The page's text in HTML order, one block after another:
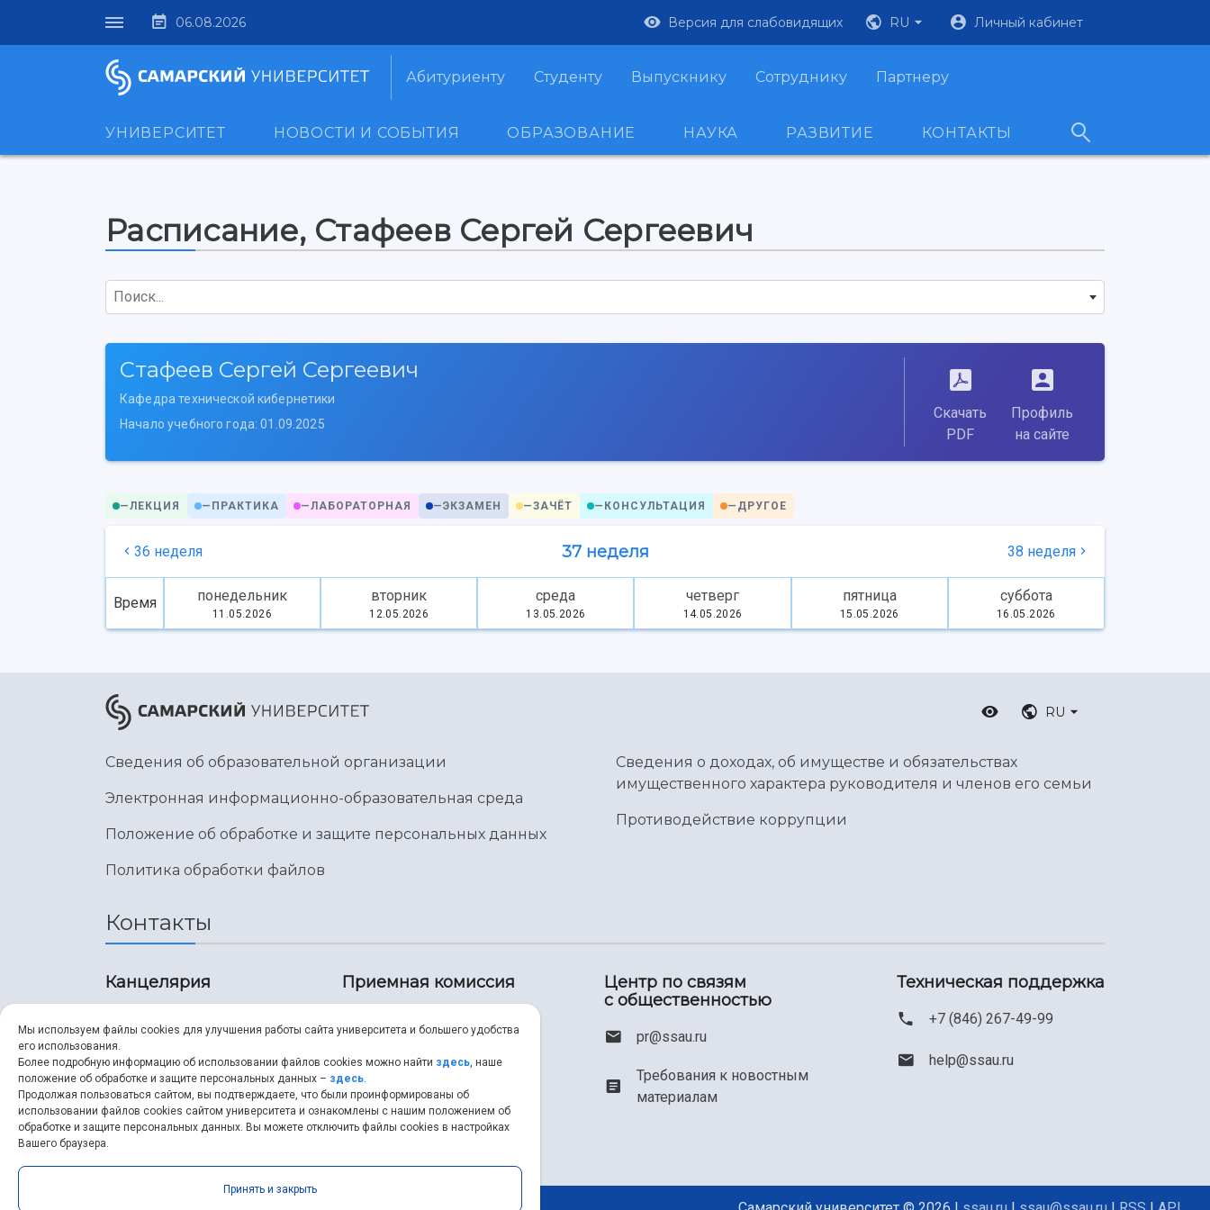
06.08.2026 Версия для слабовидящих RU Личный кабинет
Абитуриенту Студенту Выпускнику Сотруднику Партнеру
УНИВЕРСИТЕТ НОВОСТИ И СОБЫТИЯ ОБРАЗОВАНИЕ НАУКА РАЗВИТИЕ КОНТАКТЫ
Расписание, Стафеев Сергей Сергеевич
Поиск...
Стафеев Сергей Сергеевич
Кафедра технической кибернетики
Начало учебного года: 01.09.2025
Скачать
PDF
Профиль
на сайте
—ЛЕКЦИЯ — ПРАКТИКА —ЛАБОРАТОРНАЯ —ЭКЗАМЕН —ЗАЧЁТ — КОНСУЛЬТАЦИЯ — ДРУГОЕ
36 неделя 37 неделя 38 неделя
Время понедельник
11.05.2026
вторник
12.05.2026
среда
13.05.2026
четверг
14.05.2026
пятница
15.05.2026
суббота
16.05.2026
RU
Сведения об образовательной организации
Электронная информационно-образовательная среда
Положение об обработке и защите персональных данных
Политика обработки файлов
Сведения о доходах, об имуществе и обязательствах
имущественного характера руководителя и членов его семьи
Противодействие коррупции
Контакты
Канцелярия
8 (846) 267-43-70
ssau@ssau.ru
Приемная комиссия
8 (846) 267-48-67
priem@ssau.ru
Центр по связям
с общественностью
pr@ssau.ru
Требования к новостным
материалам
Техническая поддержка
+7 (846) 267-49-99
help@ssau.ru
Мы используем файлы cookies для улучшения работы сайта университета и большего удобства
его использования.
Более подробную информацию об использовании файлов cookies можно найти здесь, наше
положение об обработке и защите персональных данных – здесь.
Продолжая пользоваться сайтом, вы подтверждаете, что были проинформированы об
использовании файлов cookies сайтом университета и ознакомлены с нашим положением об
обработке и защите персональных данных. Вы можете отключить файлы cookies в настройках
Вашего браузера.
Принять и закрыть